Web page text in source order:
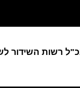
רשות השידור